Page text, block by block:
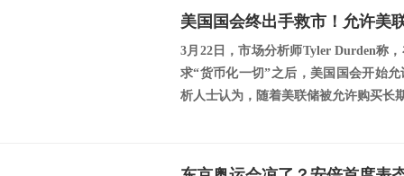
3月22日，市场分析师Tyler Durden称
求“货币化一切”之后，美国国会开始
析人士认为，随着美联储被允许购买长